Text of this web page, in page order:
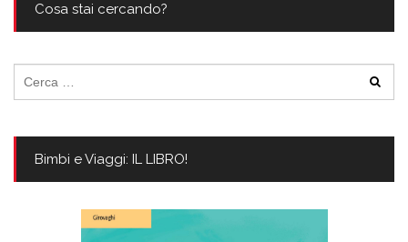
Cosa stai cercando?
per:
Bimbi e Viaggi: IL LIBRO!